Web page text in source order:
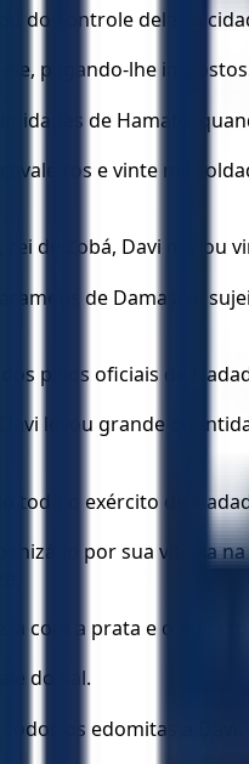
do controle deles a
pagando-lhe
de Hamate,
e vinte mil
de Zobá, Davi matou
de Damasco,
pelos oficiais de
levou grande
todo o exército de
lo por sua vitória
com a prata e o ouro
do Sal.
os edomitas a